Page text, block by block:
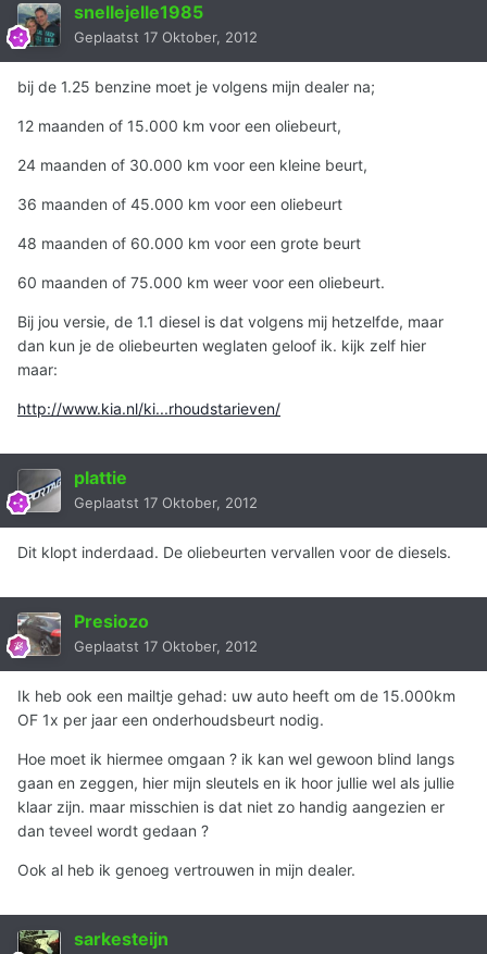
snellejelle1985
Geplaatst 17 Oktober, 2012
bij de 1.25 benzine moet je volgens mijn dealer na;
12 maanden of 15.000 km voor een oliebeurt,
24 maanden of 30.000 km voor een kleine beurt,
36 maanden of 45.000 km voor een oliebeurt
48 maanden of 60.000 km voor een grote beurt
60 maanden of 75.000 km weer voor een oliebeurt.
Bij jou versie, de 1.1 diesel is dat volgens mij hetzelfde, maar
dan kun je de oliebeurten weglaten geloof ik. kijk zelf hier
maar:
http://www.kia.nl/ki...rhoudstarieven/
plattie
Geplaatst 17 Oktober, 2012
Dit klopt inderdaad. De oliebeurten vervallen voor de diesels.
Presiozo
Geplaatst 17 Oktober, 2012
Ik heb ook een mailtje gehad: uw auto heeft om de 15.000km
OF 1x per jaar een onderhoudsbeurt nodig.
Hoe moet ik hiermee omgaan ? ik kan wel gewoon blind langs
gaan en zeggen, hier mijn sleutels en ik hoor jullie wel als jullie
klaar zijn. maar misschien is dat niet zo handig aangezien er
dan teveel wordt gedaan ?
Ook al heb ik genoeg vertrouwen in mijn dealer.
sarkesteijn